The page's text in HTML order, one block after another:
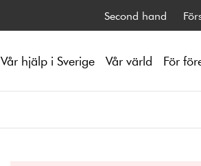
Second hand
Vår hjälp i Sverige Vår värld För